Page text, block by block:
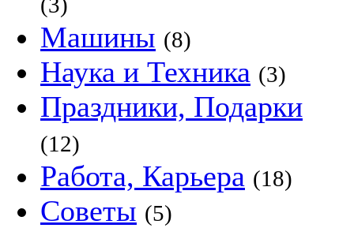
Машины (8)
Наука и Техника (3)
Праздники, Подарки
(12)
Работа, Карьера (18)
Советы (5)